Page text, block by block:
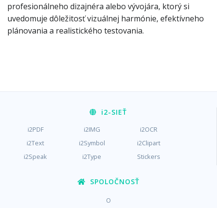
profesionálneho dizajnéra alebo vývojára, ktorý si
uvedomuje dôležitosť vizuálnej harmónie, efektívneho
plánovania a realistického testovania.
i2-SIEŤ
i2PDF i2IMG
i2OCR
i2Text
i2Symbol
i2Clipart
i2Speak
i2Type Stickers
SPOLOČNOSŤ
O